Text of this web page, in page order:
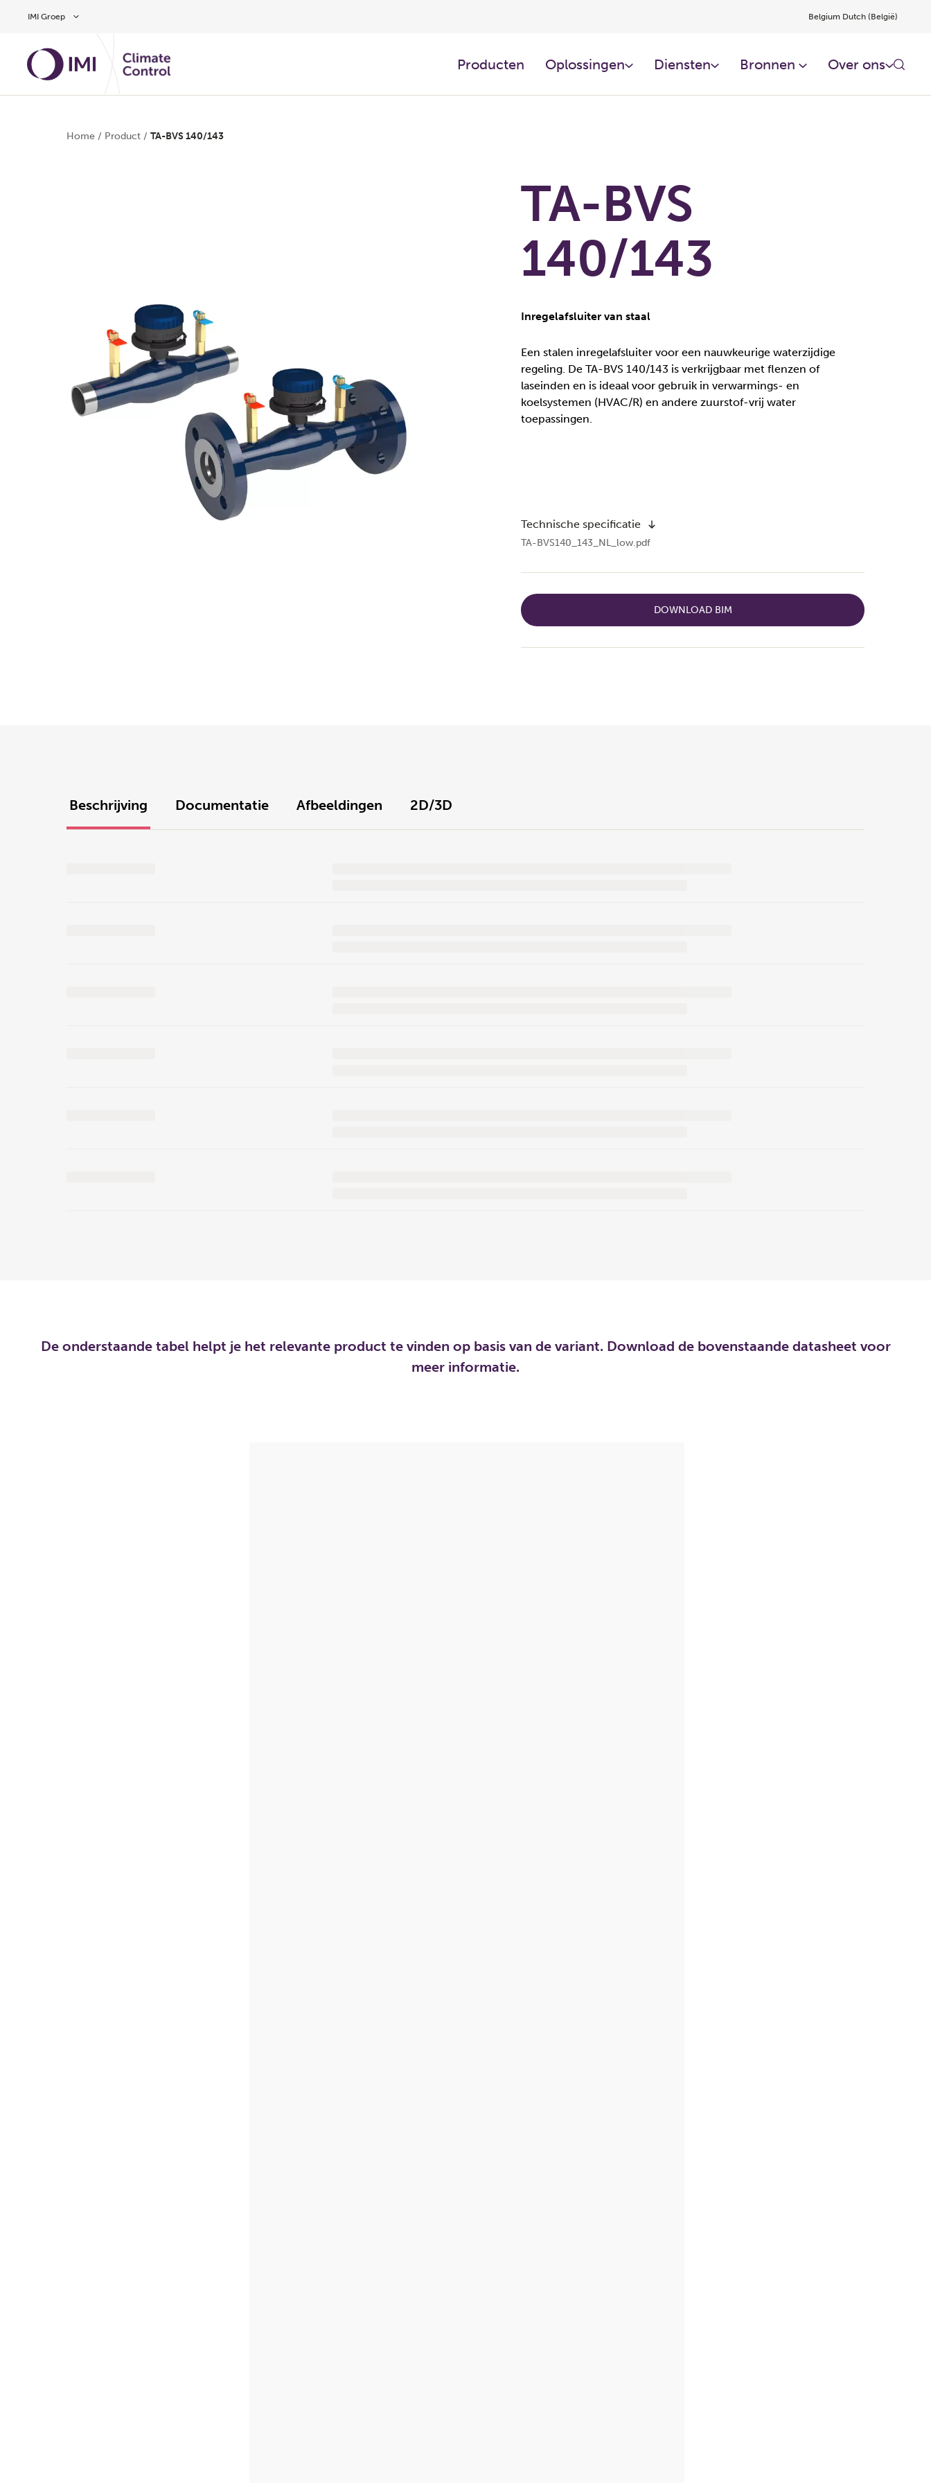
IMI Groep Belgium Dutch (België)
Producten Oplossingen​ Diensten​ Bronnen ​ Over ons​
Home / Product / TA-BVS 140/143
TA-BVS
140/143
Inregelafsluiter van staal
Een stalen inregelafsluiter voor een nauwkeurige waterzijdige
regeling. De TA-BVS 140/143 is verkrijgbaar met flenzen of
laseinden en is ideaal voor gebruik in verwarmings- en
koelsystemen (HVAC/R) en andere zuurstof-vrij water
toepassingen.
Technische specificatie
TA-BVS140_143_NL_low.pdf
DOWNLOAD BIM
Beschrijving Documentatie Afbeeldingen 2D/3D
De onderstaande tabel helpt je het relevante product te vinden op basis van de variant. Download de bovenstaande datasheet voor
meer informatie.